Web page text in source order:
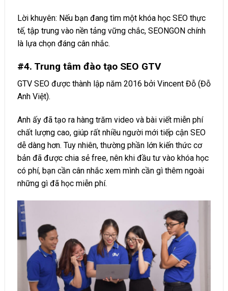
Lời khuyên: Nếu bạn đang tìm một khóa học SEO thực
tế, tập trung vào nền tảng vững chắc, SEONGON chính
là lựa chọn đáng cân nhắc.
#4. Trung tâm đào tạo SEO GTV
GTV SEO được thành lập năm 2016 bởi Vincent Đỗ (Đỗ
Anh Việt).
Anh ấy đã tạo ra hàng trăm video và bài viết miễn phí
chất lượng cao, giúp rất nhiều người mới tiếp cận SEO
dễ dàng hơn. Tuy nhiên, thường phần lớn kiến thức cơ
bản đã được chia sẻ free, nên khi đầu tư vào khóa học
có phí, bạn cần cân nhắc xem mình cần gì thêm ngoài
những gì đã học miễn phí.